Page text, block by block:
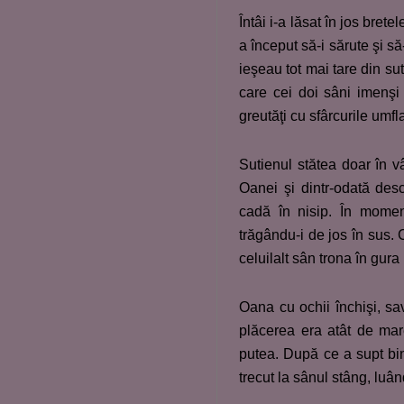
Întâi i-a lăsat în jos
a început să-i sărute şi
ieşeau tot mai tare din
care cei doi sâni
greutăţi cu sfârcurile
Sutienul stătea doar în
Oanei şi dintr-odată
cadă în nisip. În
trăgându-i de jos în sus.
celuilalt sân trona în
Oana cu ochii închişi,
plăcerea era atât de
putea. După ce a supt
trecut la sânul stâng,